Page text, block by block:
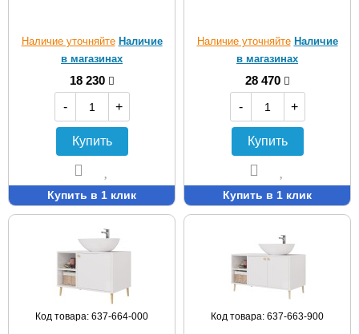
Наличие уточняйте Наличие
в магазинах
18 230
-
+
Купить
Купить в 1 клик
Наличие уточняйте Наличие
в магазинах
28 470
-
+
Купить
Купить в 1 клик
Код товара: 637-664-000 Код товара: 637-663-900